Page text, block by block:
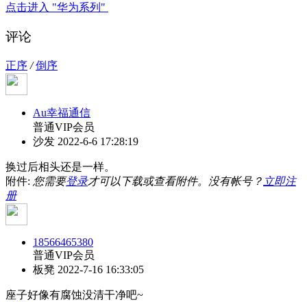
点击进入 "华为系列"
评论
正序 / 倒序
Au幸福通信
普通VIP会员
沙发 2022-6-6 17:28:19
换过后相头还是一样。
附件: 您需要登录才可以下载或查看附件。没有帐号？ 立即注
册
18566465380
普通VIP会员
板凳 2022-7-16 16:33:05
座子好像有腐蚀没清干净吧~